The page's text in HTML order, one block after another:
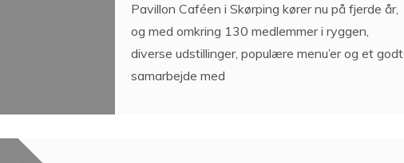
Pavillon Caféen i Skørping kører nu på fjerde år,
og med omkring 130 medlemmer i ryggen,
diverse udstillinger, populære menu’er og et godt
samarbejde med